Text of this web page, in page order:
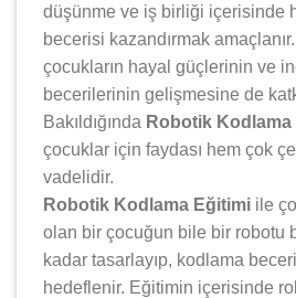
düşünme ve iş birliği içerisinde
becerisi kazandırmak
çocukların hayal güçlerinin ve
becerilerinin gelişmesine de
Bakıldığında Robotik
çocuklar için faydası hem çok
vadelidir.
Robotik Kodlama Eğitimi ile
olan bir çocuğun bile bir robotu
kadar tasarlayıp, kodlama
hedeflenir. Eğitimin içerisinde